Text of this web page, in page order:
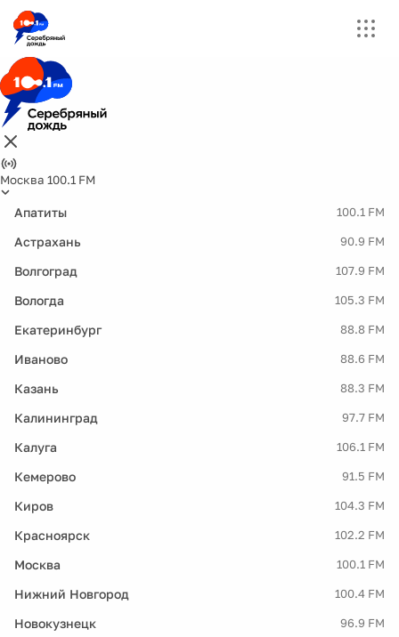
Москва 100.1 FM
Апатиты 100.1 FM
Астрахань 90.9 FM
Волгоград 107.9 FM
Вологда 105.3 FM
Екатеринбург 88.8 FM
Иваново 88.6 FM
Казань 88.3 FM
Калининград 97.7 FM
Калуга 106.1 FM
Кемерово 91.5 FM
Киров 104.3 FM
Красноярск 102.2 FM
Москва 100.1 FM
Нижний Новгород 100.4 FM
Новокузнецк 96.9 FM